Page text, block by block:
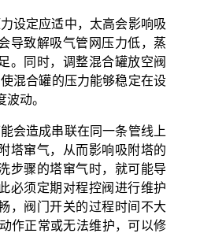
设定应适中，太高会影响吸
导致解吸气管网压力低，蒸
。同时，调整混合罐放空阀
混合罐的压力能够稳定在设
动。
会造成串联在同一条管线上
塔窜气，从而影响吸附塔的
步骤的塔窜气时，就可能导
必须定期对程控阀进行维护
，阀门开关的过程时间不大
作正常或无法维护，可以修